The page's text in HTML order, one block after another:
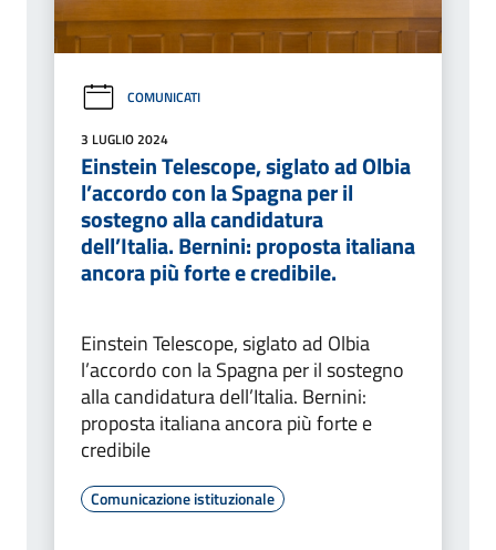
COMUNICATI
3 LUGLIO 2024
Einstein Telescope, siglato ad Olbia
l’accordo con la Spagna per il
sostegno alla candidatura
dell’Italia. Bernini: proposta italiana
ancora più forte e credibile.
Einstein Telescope, siglato ad Olbia
l’accordo con la Spagna per il sostegno
alla candidatura dell’Italia. Bernini:
proposta italiana ancora più forte e
credibile
Comunicazione istituzionale